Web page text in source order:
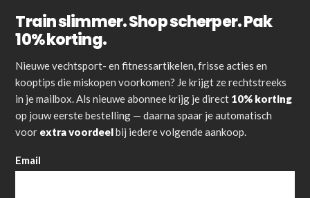
Train slimmer. Shop scherper. Pak
10% korting.
Nieuwe vechtsport- en fitnessartikelen, frisse acties en
kooptips die miskopen voorkomen? Je krijgt ze rechtstreeks
in je mailbox. Als nieuwe abonnee krijg je direct 10% korting
op jouw eerste bestelling — daarna spaar je automatisch
voor extra voordeelbij iedere volgende aankoop.
Email